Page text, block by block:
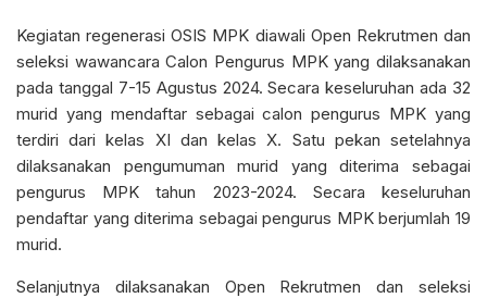
Kegiatan regenerasi OSIS MPK diawali Open Rekrutmen dan
seleksi wawancara Calon Pengurus MPK yang dilaksanakan
pada tanggal 7-15 Agustus 2024. Secara keseluruhan ada 32
murid yang mendaftar sebagai calon pengurus MPK yang
terdiri dari kelas XI dan kelas X. Satu pekan setelahnya
dilaksanakan pengumuman murid yang diterima sebagai
pengurus MPK tahun 2023-2024. Secara keseluruhan
pendaftar yang diterima sebagai pengurus MPK berjumlah 19
murid.
Selanjutnya dilaksanakan Open Rekrutmen dan seleksi